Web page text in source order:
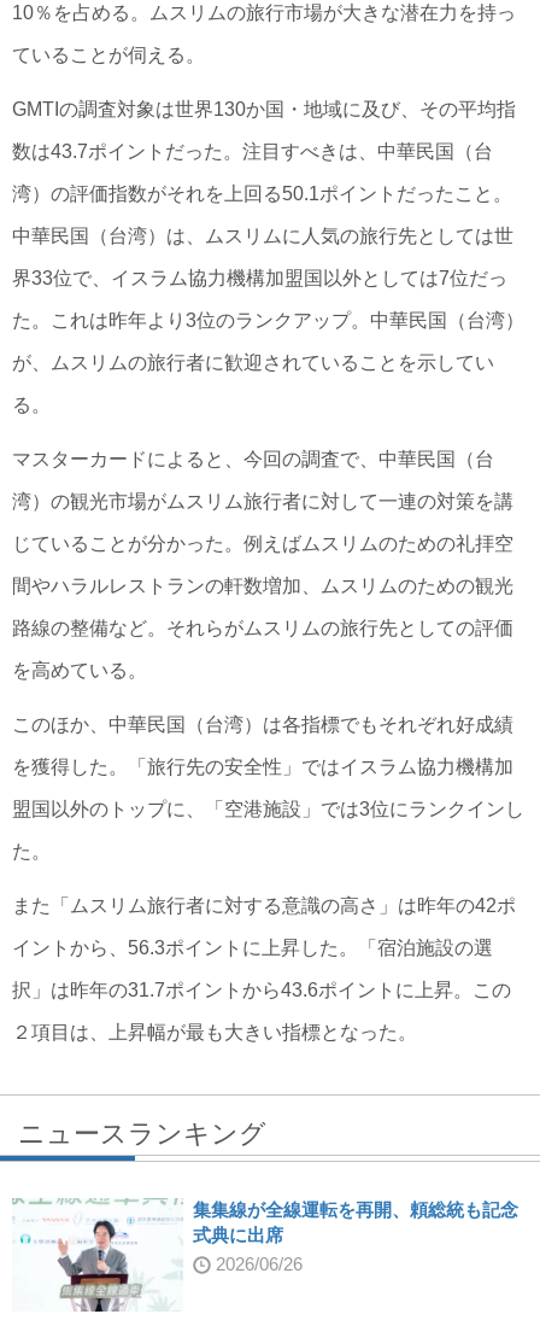
10％を占める。ムスリムの旅行市場が大きな潜在力を持っ
ていることが伺える。
GMTIの調査対象は世界130か国・地域に及び、その平均指
数は43.7ポイントだった。注目すべきは、中華民国（台
湾）の評価指数がそれを上回る50.1ポイントだったこと。
中華民国（台湾）は、ムスリムに人気の旅行先としては世
界33位で、イスラム協力機構加盟国以外としては7位だっ
た。これは昨年より3位のランクアップ。中華民国（台湾）
が、ムスリムの旅行者に歓迎されていることを示してい
る。
マスターカードによると、今回の調査で、中華民国（台
湾）の観光市場がムスリム旅行者に対して一連の対策を講
じていることが分かった。例えばムスリムのための礼拝空
間やハラルレストランの軒数増加、ムスリムのための観光
路線の整備など。それらがムスリムの旅行先としての評価
を高めている。
このほか、中華民国（台湾）は各指標でもそれぞれ好成績
を獲得した。「旅行先の安全性」ではイスラム協力機構加
盟国以外のトップに、「空港施設」では3位にランクインし
た。
また「ムスリム旅行者に対する意識の高さ」は昨年の42ポ
イントから、56.3ポイントに上昇した。「宿泊施設の選
択」は昨年の31.7ポイントから43.6ポイントに上昇。この
２項目は、上昇幅が最も大きい指標となった。
ニュースランキング
集集線が全線運転を再開、頼総統も記念
式典に出席
2026/06/26